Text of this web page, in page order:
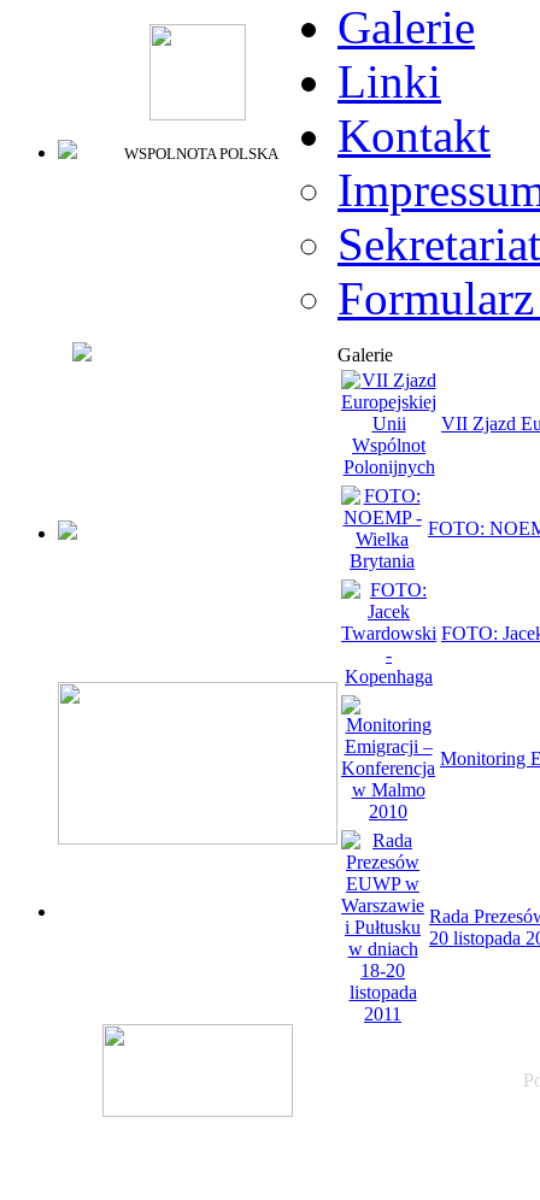
WSPOLNOTA POLSKA
Galerie
Linki
Kontakt
Sekretariat
Galerie
VII Zjazd
FOTO:
FOTO:
Monitoring
Rada
20 listopada